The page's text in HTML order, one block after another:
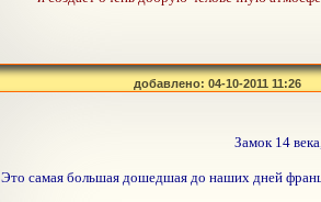
добавлено: 04-10-2011 11:26
Замок 14
Это самая большая дошедшая до наших дней